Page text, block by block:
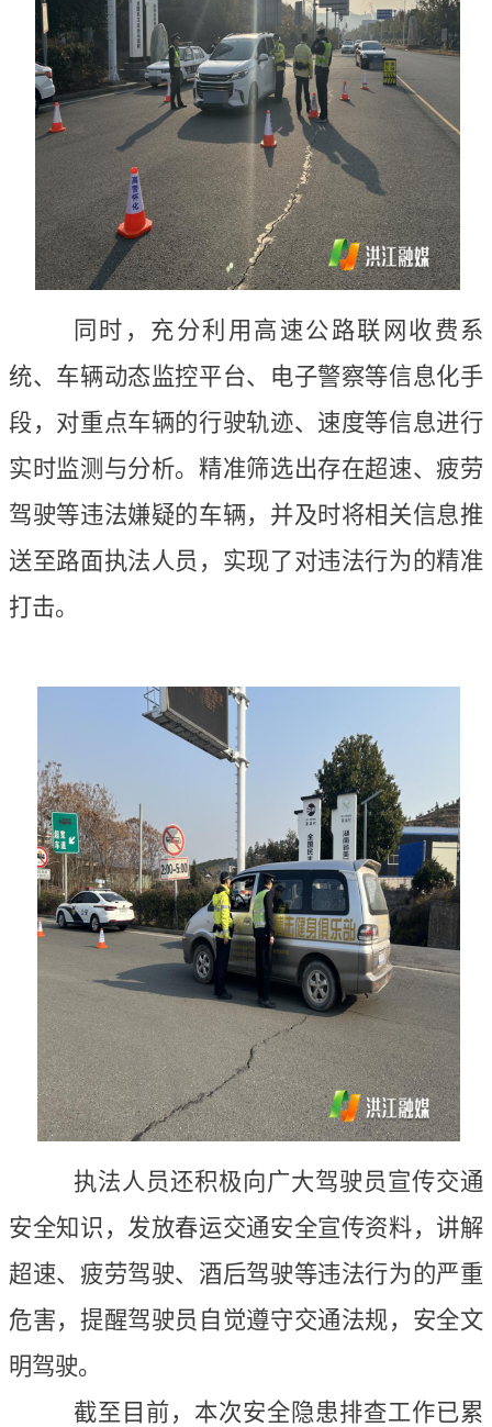
同时，充分利用高速公路联网收费系
统、车辆动态监控平台、电子警察等信息化手
段，对重点车辆的行驶轨迹、速度等信息进行
实时监测与分析。精准筛选出存在超速、疲劳
驾驶等违法嫌疑的车辆，并及时将相关信息推
送至路面执法人员，实现了对违法行为的精准
打击。
执法人员还积极向广大驾驶员宣传交通
安全知识，发放春运交通安全宣传资料，讲解
超速、疲劳驾驶、酒后驾驶等违法行为的严重
危害，提醒驾驶员自觉遵守交通法规，安全文
明驾驶。
截至目前，本次安全隐患排查工作已累